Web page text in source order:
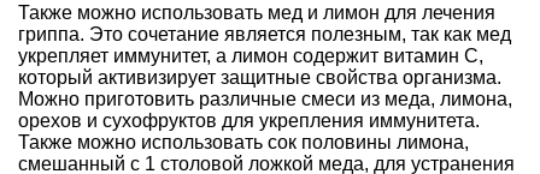
Также можно использовать мед и лимон для лечения
гриппа. Это сочетание является полезным, так как мед
укрепляет иммунитет, а лимон содержит витамин C,
который активизирует защитные свойства организма.
Можно приготовить различные смеси из меда, лимона,
орехов и сухофруктов для укрепления иммунитета.
Также можно использовать сок половины лимона,
смешанный с 1 столовой ложкой меда, для устранения